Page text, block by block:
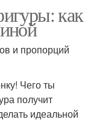
как
и пропорций
Чего ты
получит
идеальной